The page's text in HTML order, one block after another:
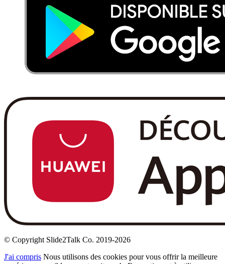
© Copyright Slide2Talk Co. 2019-2026
J'ai compris Nous utilisons des cookies pour vous offrir la meilleure